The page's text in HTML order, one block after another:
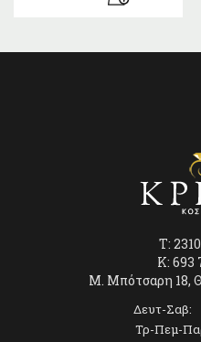
T:
K: 693
Μ. Μπότσαρη 18,
Δευτ-Σαβ:
Τρ-Πεμ-